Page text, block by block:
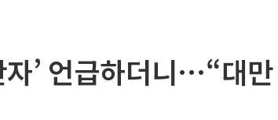
’ 언급하더니…“대